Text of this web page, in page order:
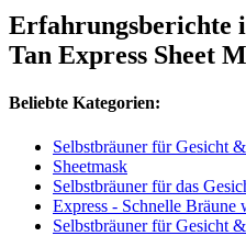
Erfahrungsberichte
Tan Express Sheet
Beliebte Kategorien:
Selbstbräuner für Gesicht
Sheetmask
Selbstbräuner für das
Express - Schnelle Bräune
Selbstbräuner für Gesicht